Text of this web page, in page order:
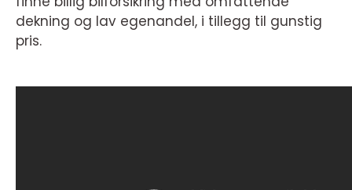
dekning og lav egenandel, i tillegg til gunstig
pris.